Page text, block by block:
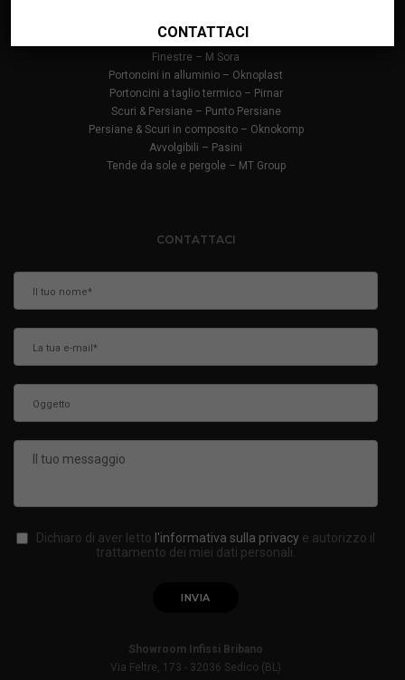
Finestre in alluminio – Oknoplast
Finestre – M Sora
Portoncini in alluminio – Oknoplast
Portoncini a taglio termico – Pirnar
Scuri & Persiane – Punto Persiane
Persiane & Scuri in composito – Oknokomp
Avvolgibili – Pasini
Tende da sole e pergole – MT Group
CONTATTACI
Dichiaro di aver letto l'informativa sulla privacy e autorizzo il
trattamento dei miei dati personali.
Showroom Infissi Bribano
Via Feltre, 173 - 32036 Sedico (BL)
CONTATTACI